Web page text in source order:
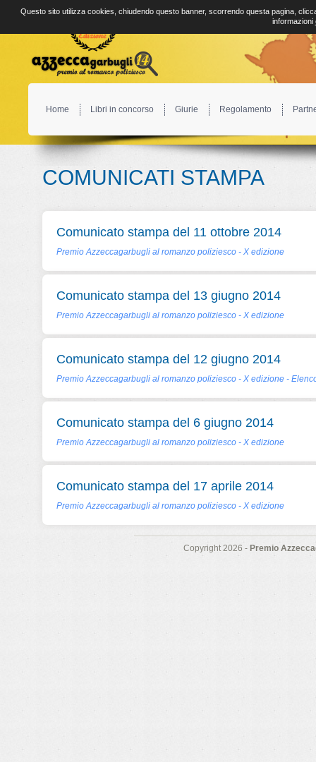
Home Libri in concorso Giurie Regolamento
COMUNICATI STAMPA
Comunicato stampa del 11 ottobre 2014
Premio Azzeccagarbugli al romanzo poliziesco - X edizione
Comunicato stampa del 13 giugno 2014
Premio Azzeccagarbugli al romanzo poliziesco - X edizione
Comunicato stampa del 12 giugno 2014
Premio Azzeccagarbugli al romanzo poliziesco - X edizione -
Comunicato stampa del 6 giugno 2014
Premio Azzeccagarbugli al romanzo poliziesco - X edizione
Comunicato stampa del 17 aprile 2014
Premio Azzeccagarbugli al romanzo poliziesco - X edizione
Copyright 2026 - Premio
Questo sito utilizza cookies, chiudendo questo banner, scorrendo questa pagina,
informazioni